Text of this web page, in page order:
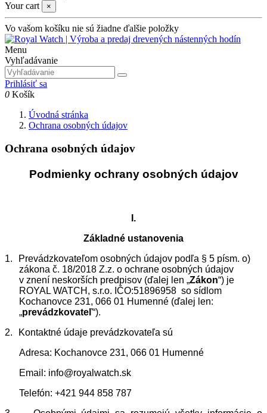
Your cart
×
Vo vašom košíku nie sú žiadne ďalšie položky
Menu
Vyhľadávanie
Prihlásiť sa
0 Košík
Úvodná stránka
Ochrana osobných údajov
Ochrana osobných údajov
Podmienky ochrany osobných údajov
I.
Základné ustanovenia
1.
Prevádzkovateľom osobných údajov podľa § 5 písm. o)
zákona č. 18/2018 Z.z. o ochrane osobných údajov
v znení neskorších predpisov (ďalej len „Zákon“) je
ROYAL WATCH, s.r.o. IČO:51896958 so sídlom
Kochanovce 231, 066 01 Humenné (ďalej len:
„prevádzkovateľ“).
2.
Kontaktné údaje prevádzkovateľa sú
Adresa: Kochanovce 231, 066 01 Humenné
Email: info@royalwatch.sk
Telefón: +421 944 858 787